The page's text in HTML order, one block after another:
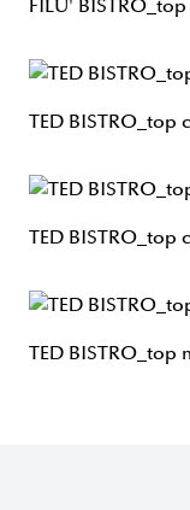
FILU'
TED BISTRO_top
TED BISTRO_top
TED BISTRO_top